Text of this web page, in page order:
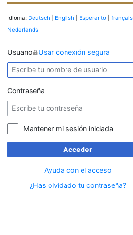
Idioma: Deutsch English Esperanto français
Nederlands
Usuario Usar conexión segura
Contraseña
Mantener mi sesión iniciada
Acceder
Ayuda con el acceso
¿Has olvidado tu contraseña?